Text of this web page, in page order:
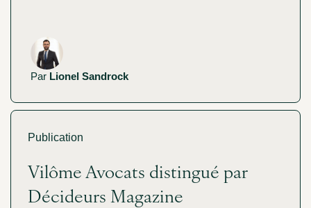
Par Lionel Sandrock
Publication
Vilôme Avocats distingué par
Décideurs Magazine